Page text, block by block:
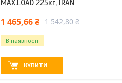
MAX.LOAD 225кг, IRAN
1 465,66 ₴ 1 542,80 ₴
В наявності
КУПИТИ